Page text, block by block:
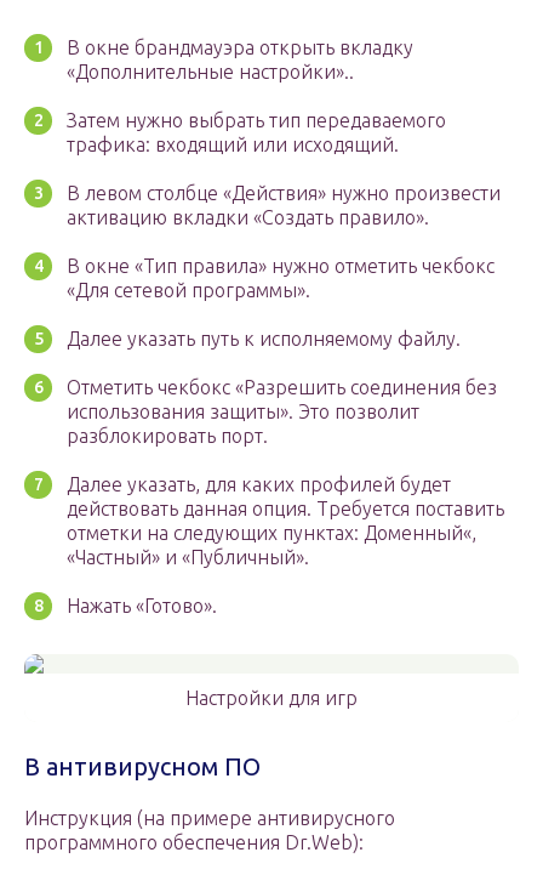
В окне брандмауэра открыть вкладку
«Дополнительные настройки»..
Затем нужно выбрать тип передаваемого
трафика: входящий или исходящий.
В левом столбце «Действия» нужно произвести
активацию вкладки «Создать правило».
В окне «Тип правила» нужно отметить чекбокс
«Для сетевой программы».
Далее указать путь к исполняемому файлу.
Отметить чекбокс «Разрешить соединения без
использования защиты». Это позволит
разблокировать порт.
Далее указать, для каких профилей будет
действовать данная опция. Требуется поставить
отметки на следующих пунктах: Доменный«,
«Частный» и «Публичный».
Нажать «Готово».
Настройки для игр
В антивирусном ПО
Инструкция (на примере антивирусного
программного обеспечения Dr.Web):